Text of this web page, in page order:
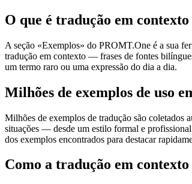
O que é tradução em
A seção «Exemplos» do PROMT.One é a sua
tradução em contexto — frases de fontes
um termo raro ou uma expressão do dia a dia.
Milhões de exemplos de uso
Milhões de exemplos de tradução são coletados
situações — desde um estilo formal e
dos exemplos encontrados para destacar
Como a tradução em